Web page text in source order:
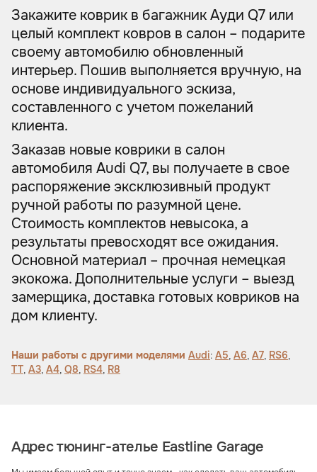
Закажите коврик в багажник Ауди Q7 или
целый комплект ковров в салон – подарите
своему автомобилю обновленный
интерьер. Пошив выполняется вручную, на
основе индивидуального эскиза,
составленного с учетом пожеланий
клиента.
Заказав новые коврики в салон
автомобиля Audi Q7, вы получаете в свое
распоряжение эксклюзивный продукт
ручной работы по разумной цене.
Стоимость комплектов невысока, а
результаты превосходят все ожидания.
Основной материал – прочная немецкая
экокожа. Дополнительные услуги – выезд
замерщика, доставка готовых ковриков на
дом клиенту.
Наши работы с другими моделями Audi: A5, A6, A7, RS6,
TT, A3, A4, Q8, RS4, R8
Адрес тюнинг-ателье Eastline Garage